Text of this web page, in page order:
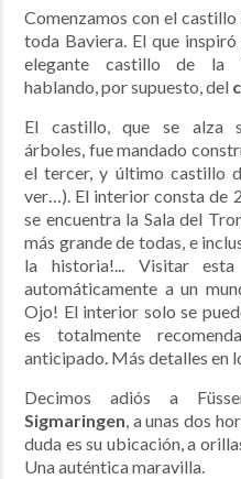
Comenzamos con el
toda Baviera. El que
elegante castillo de la
hablando, por supuesto, del
El castillo, que se alza
árboles, fue mandado
el tercer, y último castillo
ver…). El interior consta de
se encuentra la Sala del
más grande de todas, e
la historia!... Visitar
automáticamente a un
Ojo! El interior solo se
es totalmente
anticipado. Más detalles en
Decimos adiós a
Sigmaringen, a unas dos
duda es su ubicación, a
Una auténtica maravilla.